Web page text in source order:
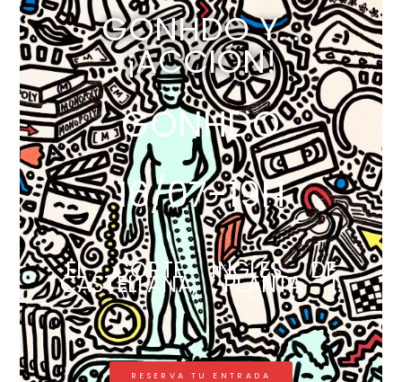
GONHDO Y...
¡ACCIÓN!
GONHDO
16/07-19H
EL CORTE INGLÉS DE
CASTELLANA, PLANTA 1.
RESERVA TU ENTRADA